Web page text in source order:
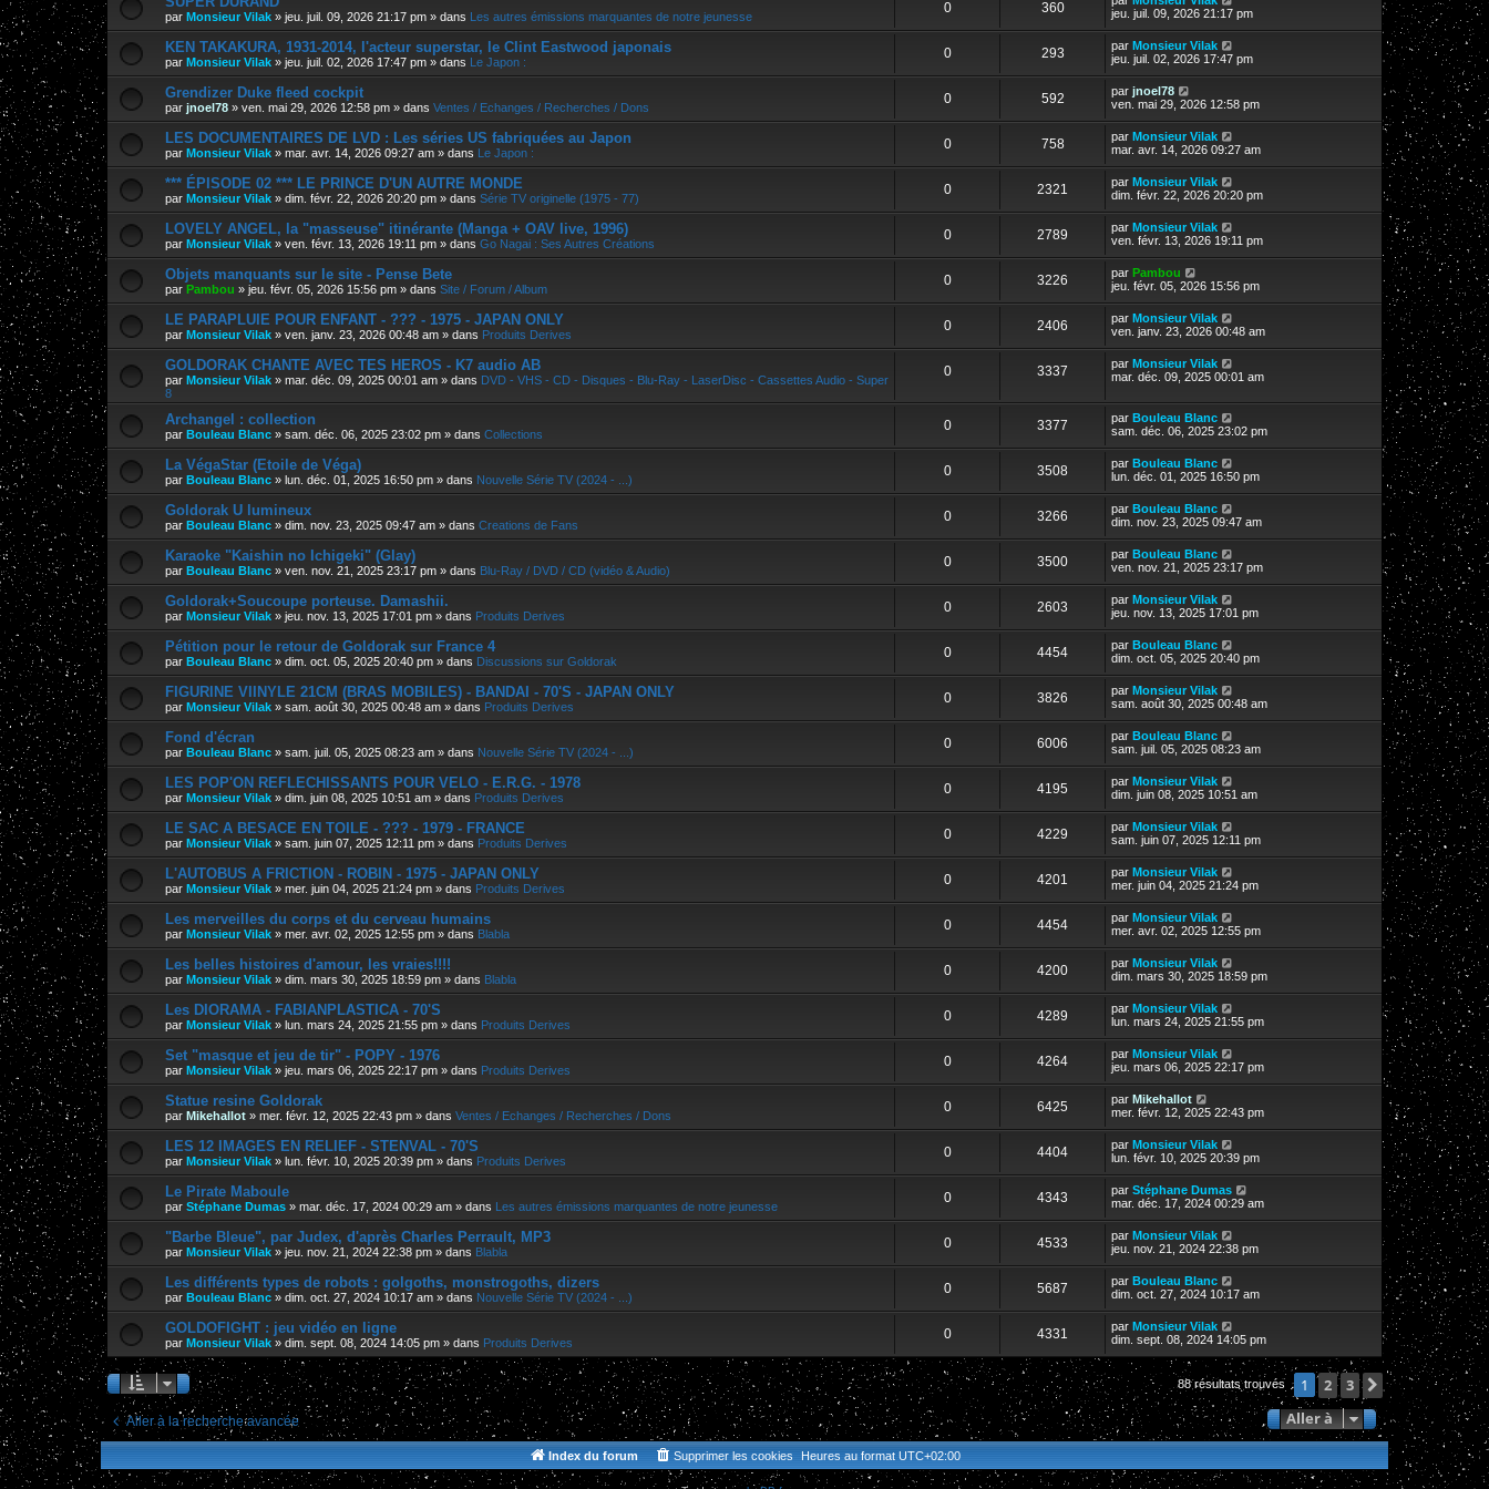
par Monsieur Vilak » jeu. juil. 09, 2026 21:17 pm » dans Les autres émissions marquantes de notre jeunesse
0 360
jeu. juil. 09, 2026 21:17 pm
KEN TAKAKURA, 1931-2014, l'acteur superstar, le Clint Eastwood japonais
par Monsieur Vilak » jeu. juil. 02, 2026 17:47 pm » dans Le Japon :
0 293 par Monsieur Vilak
jeu. juil. 02, 2026 17:47 pm
Grendizer Duke fleed cockpit
par jnoel78 » ven. mai 29, 2026 12:58 pm » dans Ventes / Echanges / Recherches / Dons
0 592 par jnoel78
ven. mai 29, 2026 12:58 pm
LES DOCUMENTAIRES DE LVD : Les séries US fabriquées au Japon
par Monsieur Vilak » mar. avr. 14, 2026 09:27 am » dans Le Japon :
0 758 par Monsieur Vilak
mar. avr. 14, 2026 09:27 am
*** ÉPISODE 02 *** LE PRINCE D'UN AUTRE MONDE
par Monsieur Vilak » dim. févr. 22, 2026 20:20 pm » dans Série TV originelle (1975 - 77)
0 2321 par Monsieur Vilak
dim. févr. 22, 2026 20:20 pm
LOVELY ANGEL, la "masseuse" itinérante (Manga + OAV live, 1996)
par Monsieur Vilak » ven. févr. 13, 2026 19:11 pm » dans Go Nagai : Ses Autres Créations
0 2789 par Monsieur Vilak
ven. févr. 13, 2026 19:11 pm
Objets manquants sur le site - Pense Bete
par Pambou » jeu. févr. 05, 2026 15:56 pm » dans Site / Forum / Album
0 3226 par Pambou
jeu. févr. 05, 2026 15:56 pm
LE PARAPLUIE POUR ENFANT - ??? - 1975 - JAPAN ONLY
par Monsieur Vilak » ven. janv. 23, 2026 00:48 am » dans Produits Derives
0 2406 par Monsieur Vilak
ven. janv. 23, 2026 00:48 am
GOLDORAK CHANTE AVEC TES HEROS - K7 audio AB
par Monsieur Vilak » mar. déc. 09, 2025 00:01 am » dans DVD - VHS - CD - Disques - Blu-Ray - LaserDisc - Cassettes Audio - Super
8
0 3337 par Monsieur Vilak
mar. déc. 09, 2025 00:01 am
Archangel : collection
par Bouleau Blanc » sam. déc. 06, 2025 23:02 pm » dans Collections
0 3377 par Bouleau Blanc
sam. déc. 06, 2025 23:02 pm
La VégaStar (Etoile de Véga)
par Bouleau Blanc » lun. déc. 01, 2025 16:50 pm » dans Nouvelle Série TV (2024 - ...)
0 3508 par Bouleau Blanc
lun. déc. 01, 2025 16:50 pm
Goldorak U lumineux
par Bouleau Blanc » dim. nov. 23, 2025 09:47 am » dans Creations de Fans
0 3266 par Bouleau Blanc
dim. nov. 23, 2025 09:47 am
Karaoke "Kaishin no Ichigeki" (Glay)
par Bouleau Blanc » ven. nov. 21, 2025 23:17 pm » dans Blu-Ray / DVD / CD (vidéo & Audio)
0 3500 par Bouleau Blanc
ven. nov. 21, 2025 23:17 pm
Goldorak+Soucoupe porteuse. Damashii.
par Monsieur Vilak » jeu. nov. 13, 2025 17:01 pm » dans Produits Derives
0 2603 par Monsieur Vilak
jeu. nov. 13, 2025 17:01 pm
Pétition pour le retour de Goldorak sur France 4
par Bouleau Blanc » dim. oct. 05, 2025 20:40 pm » dans Discussions sur Goldorak
0 4454 par Bouleau Blanc
dim. oct. 05, 2025 20:40 pm
FIGURINE VIINYLE 21CM (BRAS MOBILES) - BANDAI - 70'S - JAPAN ONLY
par Monsieur Vilak » sam. août 30, 2025 00:48 am » dans Produits Derives
0 3826 par Monsieur Vilak
sam. août 30, 2025 00:48 am
Fond d'écran
par Bouleau Blanc » sam. juil. 05, 2025 08:23 am » dans Nouvelle Série TV (2024 - ...)
0 6006 par Bouleau Blanc
sam. juil. 05, 2025 08:23 am
LES POP'ON REFLECHISSANTS POUR VELO - E.R.G. - 1978
par Monsieur Vilak » dim. juin 08, 2025 10:51 am » dans Produits Derives
0 4195 par Monsieur Vilak
dim. juin 08, 2025 10:51 am
LE SAC A BESACE EN TOILE - ??? - 1979 - FRANCE
par Monsieur Vilak » sam. juin 07, 2025 12:11 pm » dans Produits Derives
0 4229 par Monsieur Vilak
sam. juin 07, 2025 12:11 pm
L'AUTOBUS A FRICTION - ROBIN - 1975 - JAPAN ONLY
par Monsieur Vilak » mer. juin 04, 2025 21:24 pm » dans Produits Derives
0 4201 par Monsieur Vilak
mer. juin 04, 2025 21:24 pm
Les merveilles du corps et du cerveau humains
par Monsieur Vilak » mer. avr. 02, 2025 12:55 pm » dans Blabla
0 4454 par Monsieur Vilak
mer. avr. 02, 2025 12:55 pm
Les belles histoires d'amour, les vraies!!!!
par Monsieur Vilak » dim. mars 30, 2025 18:59 pm » dans Blabla
0 4200 par Monsieur Vilak
dim. mars 30, 2025 18:59 pm
Les DIORAMA - FABIANPLASTICA - 70'S
par Monsieur Vilak » lun. mars 24, 2025 21:55 pm » dans Produits Derives
0 4289 par Monsieur Vilak
lun. mars 24, 2025 21:55 pm
Set "masque et jeu de tir" - POPY - 1976
par Monsieur Vilak » jeu. mars 06, 2025 22:17 pm » dans Produits Derives
0 4264 par Monsieur Vilak
jeu. mars 06, 2025 22:17 pm
Statue resine Goldorak
par Mikehallot » mer. févr. 12, 2025 22:43 pm » dans Ventes / Echanges / Recherches / Dons
0 6425 par Mikehallot
mer. févr. 12, 2025 22:43 pm
LES 12 IMAGES EN RELIEF - STENVAL - 70'S
par Monsieur Vilak » lun. févr. 10, 2025 20:39 pm » dans Produits Derives
0 4404 par Monsieur Vilak
lun. févr. 10, 2025 20:39 pm
Le Pirate Maboule
par Stéphane Dumas » mar. déc. 17, 2024 00:29 am » dans Les autres émissions marquantes de notre jeunesse
0 4343 par Stéphane Dumas
mar. déc. 17, 2024 00:29 am
"Barbe Bleue", par Judex, d'après Charles Perrault, MP3
par Monsieur Vilak » jeu. nov. 21, 2024 22:38 pm » dans Blabla
0 4533 par Monsieur Vilak
jeu. nov. 21, 2024 22:38 pm
Les différents types de robots : golgoths, monstrogoths, dizers
par Bouleau Blanc » dim. oct. 27, 2024 10:17 am » dans Nouvelle Série TV (2024 - ...)
0 5687 par Bouleau Blanc
dim. oct. 27, 2024 10:17 am
GOLDOFIGHT : jeu vidéo en ligne
par Monsieur Vilak » dim. sept. 08, 2024 14:05 pm » dans Produits Derives
0 4331 par Monsieur Vilak
dim. sept. 08, 2024 14:05 pm
88 résultats trouvés 1 2 3 Suivante
Aller à la recherche avancée Aller à
Index du forum Heures au format UTC+02:00
Supprimer les cookies